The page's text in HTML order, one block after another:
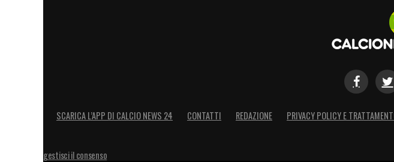
SCARICA L’APP DI CALCIO NEWS 24 CONTATTI REDAZIONE PRIVACY POLICY E
gestisci il consenso